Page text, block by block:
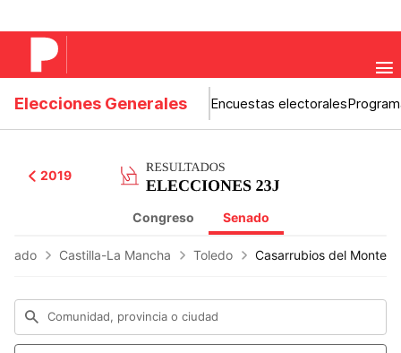
Elecciones Generales Encuestas electorales
2019
Congreso Senado
Castilla-La Mancha Toledo Casarrubios del Monte
Comunidad, provincia o ciudad